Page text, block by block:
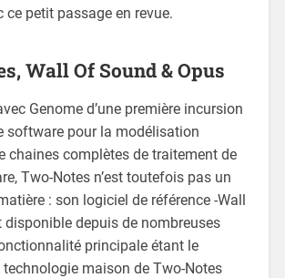
ce petit passage en revue.
Wall Of Sound & Opus
Genome d’une première incursion
software pour la modélisation
chaines complètes de traitement de
Two-Notes n’est toutefois pas un
: son logiciel de référence -Wall
disponible depuis de nombreuses
principale étant le
maison de Two-Notes